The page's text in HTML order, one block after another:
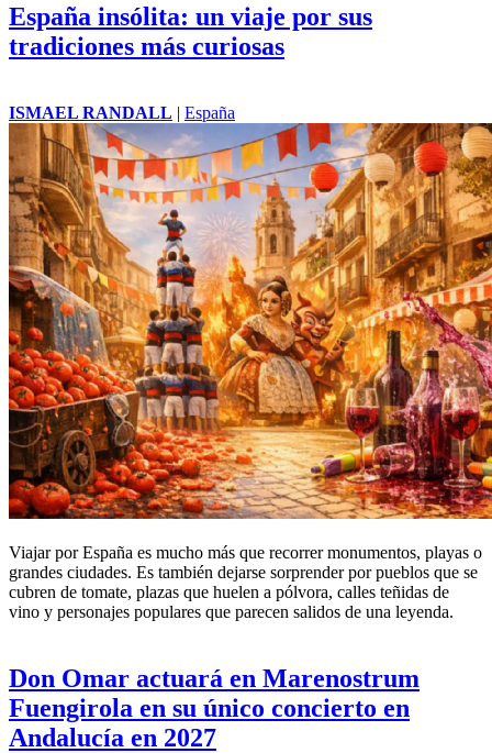
España insólita: un viaje por sus
tradiciones más curiosas
ISMAEL RANDALL | España
Viajar por España es mucho más que recorrer monumentos, playas o
grandes ciudades. Es también dejarse sorprender por pueblos que se
cubren de tomate, plazas que huelen a pólvora, calles teñidas de
vino y personajes populares que parecen salidos de una leyenda.
Don Omar actuará en Marenostrum
Fuengirola en su único concierto en
Andalucía en 2027